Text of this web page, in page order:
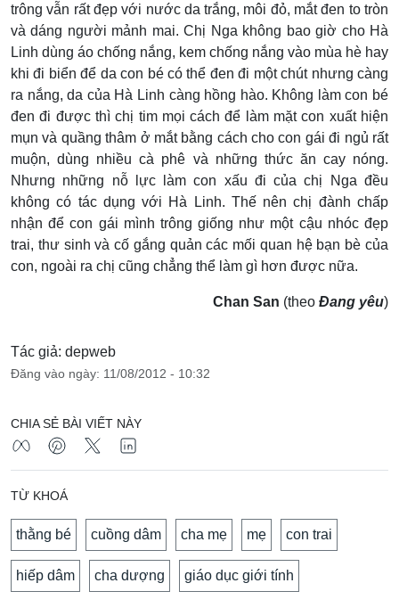
trông vẫn rất đẹp với nước da trắng, môi đỏ, mắt đen to tròn
và dáng người mảnh mai. Chị Nga không bao giờ cho Hà
Linh dùng áo chống nắng, kem chống nắng vào mùa hè hay
khi đi biển để da con bé có thể đen đi một chút nhưng càng
ra nắng, da của Hà Linh càng hồng hào. Không làm con bé
đen đi được thì chị tim mọi cách để làm mặt con xuất hiện
mụn và quầng thâm ở mắt bằng cách cho con gái đi ngủ rất
muộn, dùng nhiều cà phê và những thức ăn cay nóng.
Nhưng những nỗ lực làm con xấu đi của chị Nga đều
không có tác dụng với Hà Linh. Thế nên chị đành chấp
nhận để con gái mình trông giống như một cậu nhóc đẹp
trai, thư sinh và cố gắng quản các mối quan hệ bạn bè của
con, ngoài ra chị cũng chẳng thể làm gì hơn được nữa.
Chan San (theo Đang yêu)
Tác giả: depweb
Đăng vào ngày: 11/08/2012 - 10:32
CHIA SẺ BÀI VIẾT NÀY
TỪ KHOÁ
thằng bé cuồng dâm cha mẹ mẹ con trai
hiếp dâm cha dượng giáo dục giới tính